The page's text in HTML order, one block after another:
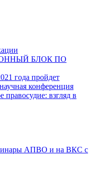
БЛОК ПО
года пройдет
конференция
взгляд в
АПВО и на ВКС с